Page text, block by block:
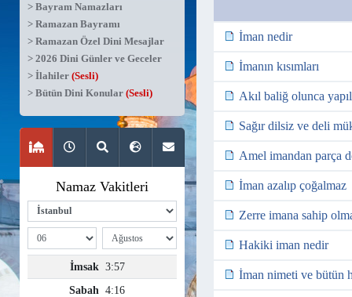
> Bayram Namazları
> Ramazan Bayramı
> Ramazan Özel Dini Mesajlar
> 2026 Dini Günler ve Geceler
> İlahiler (Sesli)
> Bütün Dini Konular (Sesli)
İman nedir
İmanın kısımları
Akıl baliğ olunca
Sağır dilsiz ve deli
Amel imandan parça
İman azalıp çoğalmaz
Zerre imana sahip
Hakiki iman nedir
İman nimeti ve bütün